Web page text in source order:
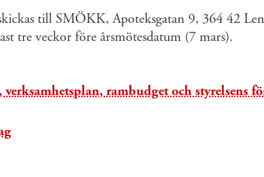
till SMÖKK, Apoteksgatan 9, 364 42
tre veckor före årsmötesdatum (7 mars).
verksamhetsplan, rambudget och styrelsens